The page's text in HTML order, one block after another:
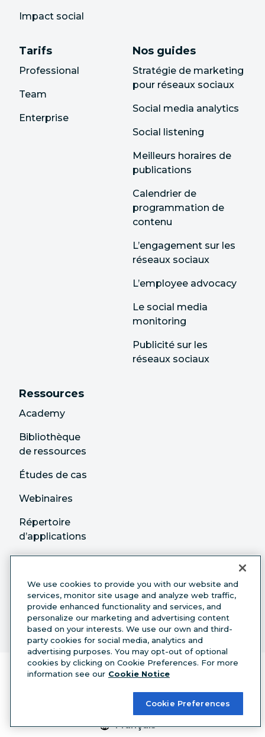
Impact social
Tarifs
Professional
Team
Enterprise
Nos guides
Stratégie de marketing
pour réseaux sociaux
Social media analytics
Social listening
Meilleurs horaires de
publications
Calendrier de
programmation de
contenu
L’engagement sur les
réseaux sociaux
L’employee advocacy
Le social media
monitoring
Publicité sur les
réseaux sociaux
Ressources
Academy
Bibliothèque
de ressources
Études de cas
Webinaires
Répertoire
d’applications
Centre d’aide
Partenaires
Français
We use cookies to provide you with our website and
services, monitor site usage and analyze web traffic,
provide enhanced functionality and services, and
personalize our marketing and advertising content
based on your interests. We use our own and third-
party cookies for social media, analytics and
advertising purposes. You may opt-out of optional
cookies by clicking on Cookie Preferences. For more
information see our Cookie Notice
Cookie Preferences